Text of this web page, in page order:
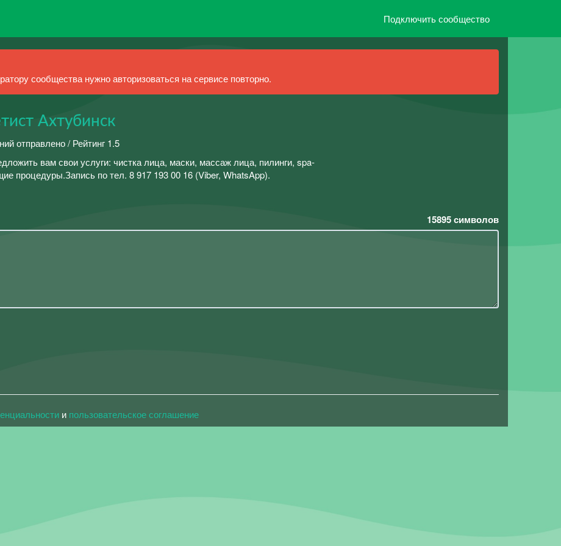
Подключить сообщество
сообщества нужно авторизоваться на сервисе повторно.
Ахтубинск
отправлено / Рейтинг 1.5
вам свои услуги: чистка лица, маски, массаж лица, пилинги, spa-
процедуры.Запись по тел. 8 917 193 00 16 (Viber, WhatsApp).
15895символов
и пользовательское соглашение